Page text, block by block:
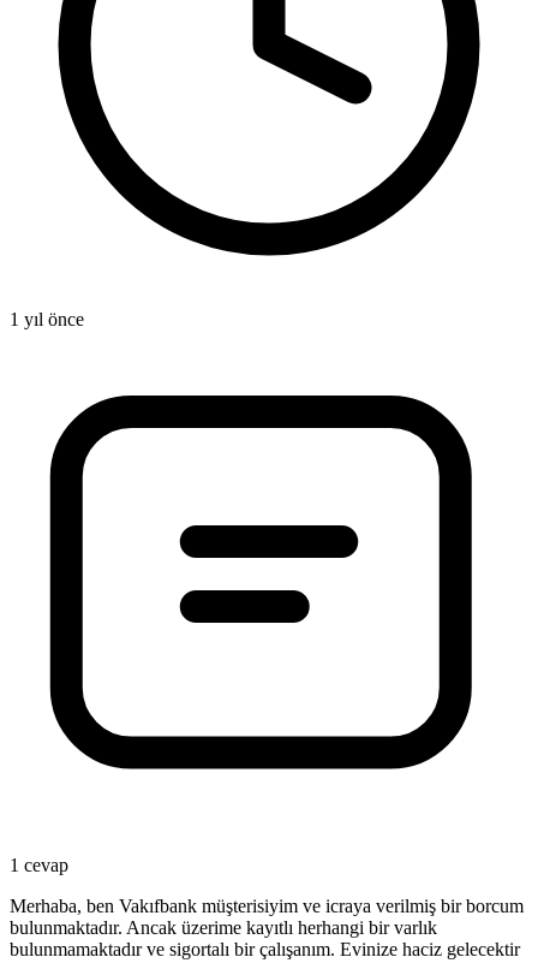
1 yıl önce
1 cevap
Merhaba, ben Vakıfbank müşterisiyim ve icraya verilmiş bir borcum
bulunmaktadır. Ancak üzerime kayıtlı herhangi bir varlık
bulunmamaktadır ve sigortalı bir çalışanım. Evinize haciz gelecektir